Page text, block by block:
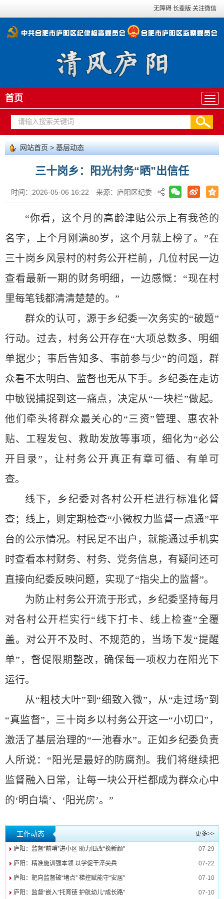
无障碍 长辈版 关注微信
首页
网站首页>基层动态
三十岗乡：阳光村务“晒”出信任
时间：2026-05-06 16:22 来源：庐阳区纪委
“你看，这个月的高龄津贴公示上有我爸的
名字，上个月刚满80岁，这个月就上榜了。”在
三十岗乡风景村的村务公开栏前，几位村民一边
查看最新一期的财务明细，一边感慨：“现在村
里每笔钱都清清楚楚的。”
群众的认可，源于乡纪委一次务实的“破题”
行动。过去，村务公开存在“大项总数多、明细
单据少；事后告知多、事前参与少”的问题，群
众看不太明白、监督也无从下手。乡纪委在走访
中敏锐捕捉到这一痛点，决定从“一块栏”做起。
他们牵头将群众最关心的“三资”管理、惠农补
贴、工程发包、救助发放等事项，细化为“必公
开目录”，让村务公开真正有章可循、有单可
查。
线下，乡纪委对各村公开栏进行标准化督
查；线上，则定期检查“小微权力监督一点通”平
台的公示情况。村民足不出户，就能通过手机实
时查看本村财务、村务、党务信息，有疑问还可
直接向纪委反映问题，实现了“指尖上的监督”。
为防止村务公开流于形式，乡纪委坚持每月
对各村公开栏实行“线下打卡、线上检查”全覆
盖。对公开不及时、不规范的，当场下发“提醒
单”，督促限期整改，确保每一项权力在阳光下
运行。
从“粗枝大叶”到“细致入微”，从“走过场”到
“真监督”，三十岗乡以村务公开这一“小切口”，
激活了基层治理的“一池春水”。正如乡纪委负责
人所说：“阳光是最好的防腐剂。我们将继续把
监督融入日常，让每一块公开栏都成为群众心中
的‘明白墙’、‘阳光房’。”
工作动态 更多>>
庐阳：监督“前哨”进小区 助力旧改“换新颜” 07-29
庐阳：精准施训强本领 以学促干淬尖兵 07-22
庐阳：靶向监督破“堵点” 梯控赋能守“安居” 07-10
庐阳：监督“嵌入”托育链 护航幼儿“成长路” 07-10